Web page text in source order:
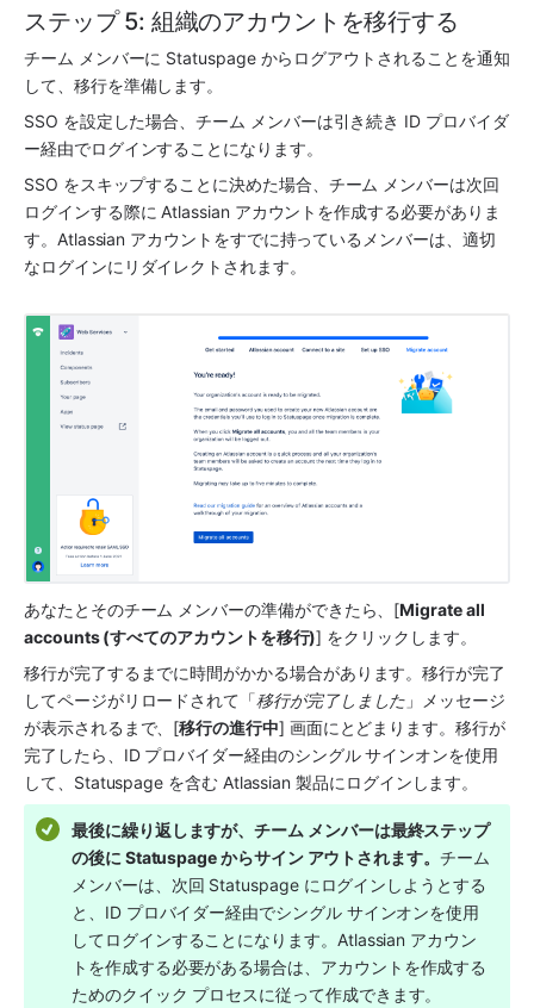
ステップ 5: 組織のアカウントを移行する
チーム メンバーに Statuspage からログアウトされることを通知
して、移行を準備します。
SSO を設定した場合、チーム メンバーは引き続き ID プロバイダ
ー経由でログインすることになります。
SSO をスキップすることに決めた場合、チーム メンバーは次回
ログインする際に Atlassian アカウントを作成する必要がありま
す。Atlassian アカウントをすでに持っているメンバーは、適切
なログインにリダイレクトされます。
あなたとそのチーム メンバーの準備ができたら、[Migrate all
accounts (すべてのアカウントを移行)] をクリックします。
移行が完了するまでに時間がかかる場合があります。移行が完了
してページがリロードされて「移行が完了しました 」メッセージ
が表示されるまで、[移行の進行中] 画面にとどまります。移行が
完了したら、ID プロバイダー経由のシングル サインオンを使用
して、Statuspage を含む Atlassian 製品にログインします。
最後に繰り返しますが、チーム メンバーは最終ステップ
の後に Statuspage からサイン アウトされます。 チーム
メンバーは、次回 Statuspage にログインしようとする
と、ID プロバイダー経由でシングル サインオンを使用
してログインすることになります。Atlassian アカウン
トを作成する必要がある場合は、アカウントを作成する
ためのクイック プロセスに従って作成できます。